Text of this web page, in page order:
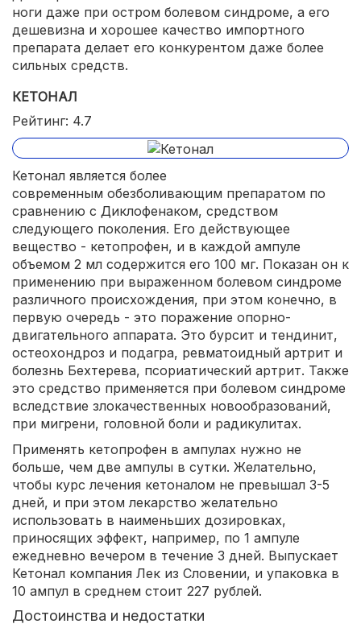
ноги даже при остром болевом синдроме, а его
дешевизна и хорошее качество импортного
препарата делает его конкурентом даже более
сильных средств.
КЕТОНАЛ
Рейтинг: 4.7
Кетонал является более
современным обезболивающим препаратом по
сравнению с Диклофенаком, средством
следующего поколения. Его действующее
вещество - кетопрофен, и в каждой ампуле
объемом 2 мл содержится его 100 мг. Показан он к
применению при выраженном болевом синдроме
различного происхождения, при этом конечно, в
первую очередь - это поражение опорно-
двигательного аппарата. Это бурсит и тендинит,
остеохондроз и подагра, ревматоидный артрит и
болезнь Бехтерева, псориатический артрит. Также
это средство применяется при болевом синдроме
вследствие злокачественных новообразований,
при мигрени, головной боли и радикулитах.
Применять кетопрофен в ампулах нужно не
больше, чем две ампулы в сутки. Желательно,
чтобы курс лечения кетоналом не превышал 3-5
дней, и при этом лекарство желательно
использовать в наименьших дозировках,
приносящих эффект, например, по 1 ампуле
ежедневно вечером в течение 3 дней. Выпускает
Кетонал компания Лек из Словении, и упаковка в
10 ампул в среднем стоит 227 рублей.
Достоинства и недостатки